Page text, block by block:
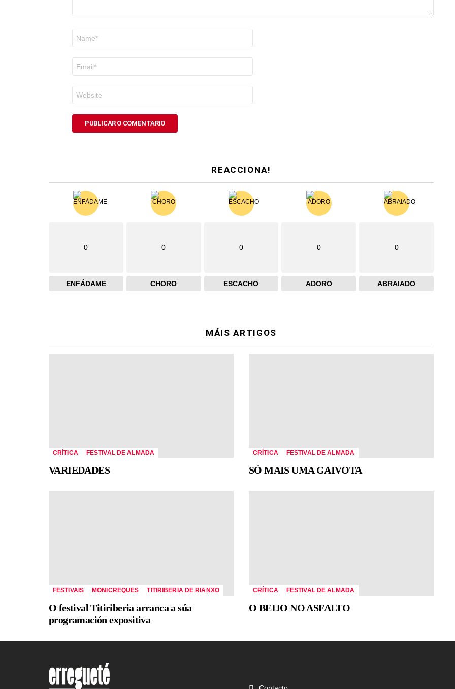
electrónico
*
REACCIONA!
0
ENFÁDAME
0
CHORO
0
ESCACHO
0
ADORO
0
ABRAIADO
MÁIS ARTIGOS
CRÍTICA FESTIVAL DE ALMADA
VARIEDADES
CRÍTICA FESTIVAL DE ALMADA
SÓ MAIS UMA GAIVOTA
FESTIVAIS MONICREQUES TITIRIBERIA DE RIANXO
O festival Titiriberia arranca a súa
programación expositiva
CRÍTICA FESTIVAL DE ALMADA
O BEIJO NO ASFALTO